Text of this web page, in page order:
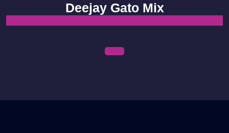
content
Deejay Gato Mix